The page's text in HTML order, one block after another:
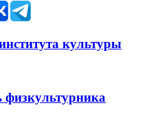
культуры
физкультурника